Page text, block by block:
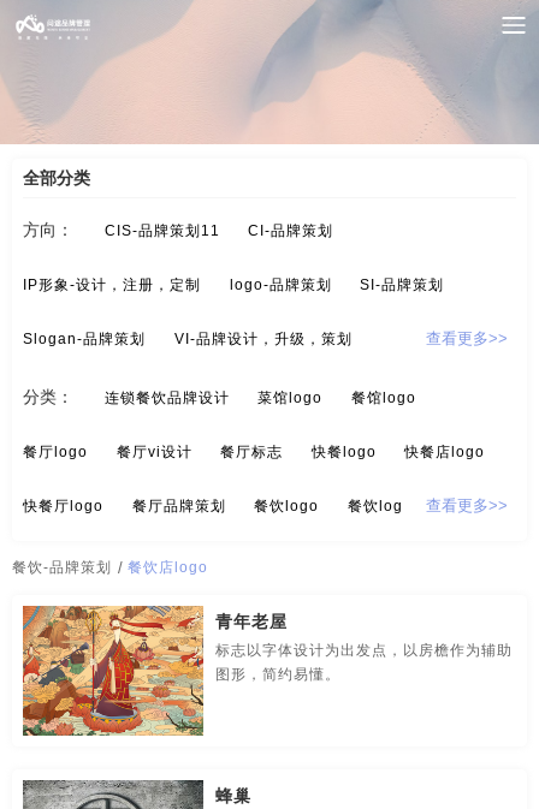
案例索引 /
全部分类
方向： CIS-品牌策划11 CI-品牌策划
IP形象-设计，注册，定制 logo-品牌策划 SI-品牌策划
Slogan-品牌策划 VI-品牌设计，升级，策划
酒/白酒/红酒-品牌策划 保健品-品牌策划
标示设计-酒店标示，商业标示，房地产标示 餐饮-品牌策划
茶-品牌定位，品牌升级，包装设计 超市-品牌策划
房地产-品牌设计 地铁-品牌策划
店铺-LOGO设计，品牌定位 定位-品牌策划 动漫-品牌策划
儿童-品牌策划 服装-品牌策划
查看更多>>
分类： 连锁餐饮品牌设计 菜馆logo 餐馆logo
餐厅logo 餐厅vi设计 餐厅标志 快餐logo 快餐店logo
快餐厅logo 餐厅品牌策划 餐饮logo 餐饮logo设计
餐饮logo设计欣赏
餐饮vi设计 餐饮vi设计项目 高端餐饮品牌
餐饮标识 餐饮标志 餐饮标志设计
餐饮策划书 餐饮店logo
查看更多>>
餐饮-品牌策划 / 餐饮店logo
青年老屋
标志以字体设计为出发点，以房檐作为辅助
图形，简约易懂。
蜂巢